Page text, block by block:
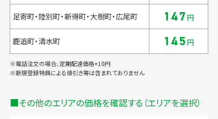
足寄町・陸別町・新得町・大樹町・広尾町 147円
鹿追町・清水町 145円
※電話注文の場合、定期配達価格+10円
※新規登録特典による値引き等は含まれておりません
その他のエリアの価格を確認する（エリアを選択）